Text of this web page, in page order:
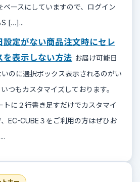
ースにしていますので、ログイン
S […]...
設定がない商品注文時にセレ
を表示しない方法 お届け可能日
のに選択ボックス表示されるのがい
つもカスタマイズしております。
トに２行書き足すだけでカスタマイ
EC-CUBE３をご利用の方はぜひお